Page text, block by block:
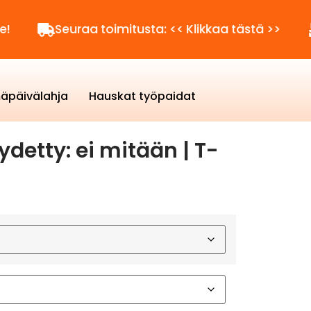
Seuraa toimitusta: << Klikkaa tästä >>
Hauskat työpaidat
ei mitään | T-